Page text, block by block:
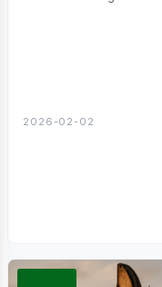
2026-02-02